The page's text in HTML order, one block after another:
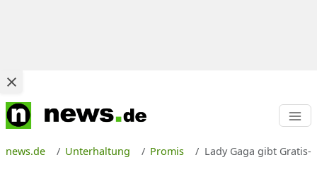
news.de Unterhaltung Promis Lady Gaga gibt